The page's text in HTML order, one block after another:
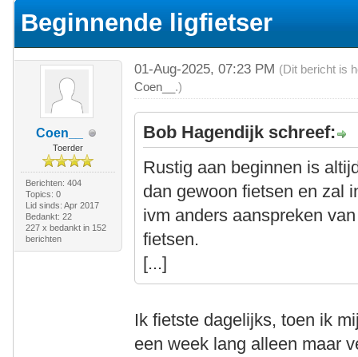
Beginnende ligfietser
Coen__
Toerder
Berichten: 404
Topics: 0
Lid sinds: Apr 2017
Bedankt: 22
227 x bedankt in 152
berichten
01-Aug-2025, 07:23 PM (Dit bericht is
Coen__ .)
Bob Hagendijk schreef:
Rustig aan beginnen is
dan gewoon fietsen en zal
ivm anders aanspreken
fietsen.
[...]
Ik fietste dagelijks, toen ik
een week lang alleen maar